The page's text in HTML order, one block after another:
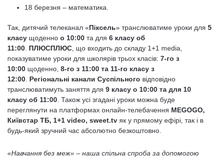
18 березня – математика.
Так, дитячий телеканал «Піксель» транслюватиме уроки для 5
класу щоденно о 10:00 та для 6 класу об
11:00 ПЛЮСПЛЮС , що входить до складу 1+1 media,
показуватиме уроки для школярів трьох класів: 7-го з
10:00 щоденно, 8-го з 11:00 та 11-го класу з
12:00 Регіональні канали Суспільного відповідно
транслюватимуть заняття для 9 класу о 10:00 та для 10
класу об 11:00 . Також усі згадані уроки можна буде
переглянути на платформах онлайн-телебачення MEGOGO,
Київстар ТБ, 1+1 video, sweet.tv як у прямому ефірі, так і в
будь-який зручний час абсолютно безкоштовно.
«Навчання без меж» – наша спільна спроба за допомогою